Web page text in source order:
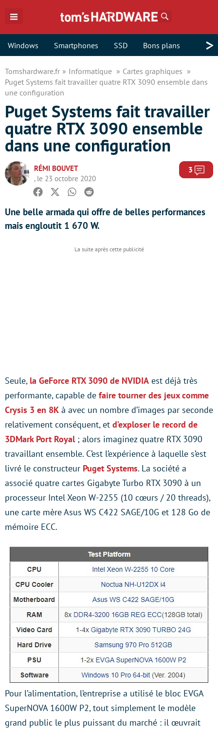
Windows Smartphones SSD Bons plans >
Tomshardware.fr Informatique
Cartes graphiques
Puget Systems fait travailler quatre RTX 3090 ensemble dans
une configuration
Puget Systems fait travailler
quatre RTX 3090 ensemble
dans une configuration
RÉMI BOUVET
, le 23 octobre 2020
3
Facebook
TwitterWhatsapp
Reddit
Une belle armada qui offre de belles performances
mais engloutit 1 670 W.
Seule, la GeForce RTX 3090 de NVIDIA est déjà très
performante, capable de faire tourner des jeux comme
Crysis 3 en 8K à avec un nombre d’images par seconde
relativement conséquent, et d’exploser le record de
3DMark Port Royal; alors imaginez quatre RTX 3090
travaillant ensemble. C’est l’expérience à laquelle s’est
livré le constructeur Puget Systems. La société a
associé quatre cartes Gigabyte Turbo RTX 3090 à un
processeur Intel Xeon W-2255 (10 cœurs / 20 threads),
une carte mère Asus WS C422 SAGE/10G et 128 Go de
mémoire ECC.
Pour l’alimentation, l’entreprise a utilisé le bloc EVGA
SuperNOVA 1600W P2, tout simplement le modèle
grand public le plus puissant du marché : il œuvrait